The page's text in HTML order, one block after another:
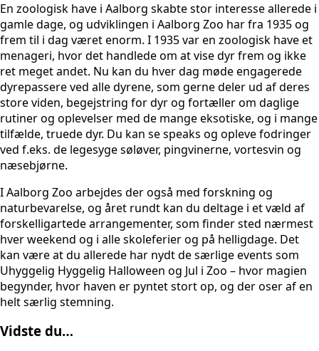
En zoologisk have i Aalborg skabte stor interesse allerede i
gamle dage, og udviklingen i Aalborg Zoo har fra 1935 og
frem til i dag været enorm. I 1935 var en zoologisk have et
menageri, hvor det handlede om at vise dyr frem og ikke
ret meget andet. Nu kan du hver dag møde engagerede
dyrepassere ved alle dyrene, som gerne deler ud af deres
store viden, begejstring for dyr og fortæller om daglige
rutiner og oplevelser med de mange eksotiske, og i mange
tilfælde, truede dyr. Du kan se speaks og opleve fodringer
ved f.eks. de legesyge søløver, pingvinerne, vortesvin og
næsebjørne.
I Aalborg Zoo arbejdes der også med forskning og
naturbevarelse, og året rundt kan du deltage i et væld af
forskelligartede arrangementer, som finder sted nærmest
hver weekend og i alle skoleferier og på helligdage. Det
kan være at du allerede har nydt de særlige events som
Uhyggelig Hyggelig Halloween og Jul i Zoo – hvor magien
begynder, hvor haven er pyntet stort op, og der oser af en
helt særlig stemning.
Vidste du…